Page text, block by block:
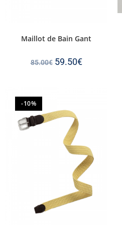
Maillot de Bain Gant
85.00€ 59.50€
-10%